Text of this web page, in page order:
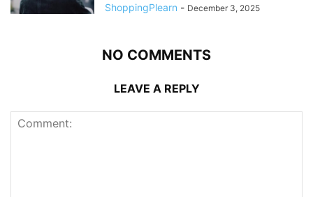
ShoppingPlearn - December 3, 2025
NO COMMENTS
LEAVE A REPLY